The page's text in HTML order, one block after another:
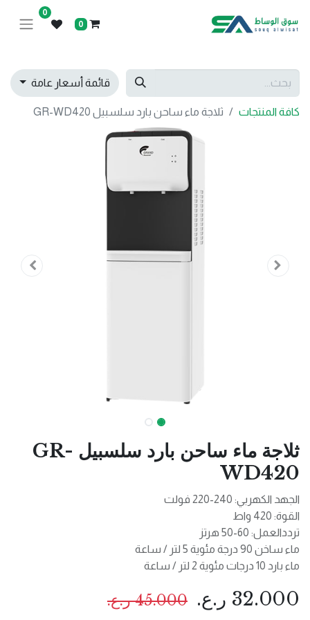
0
0
قائمة أسعار عامة
كافة المنتجات ثلاجة ماء ساحن بارد سلسبيل GR-WD420
ثلاجة ماء ساحن بارد سلسبيل GR-
WD420
الجهد الكهربي: 240-220 فولت
القوة: 420 واط
ترددالعمل: 60-50 هرتز
ماء ساخن 90 درجة مئوية 5 لتر / ساعة
ماء بارد 10 درجات مئوية 2 لتر / ساعة
32.000 ر.ع. 45.000ر.ع.